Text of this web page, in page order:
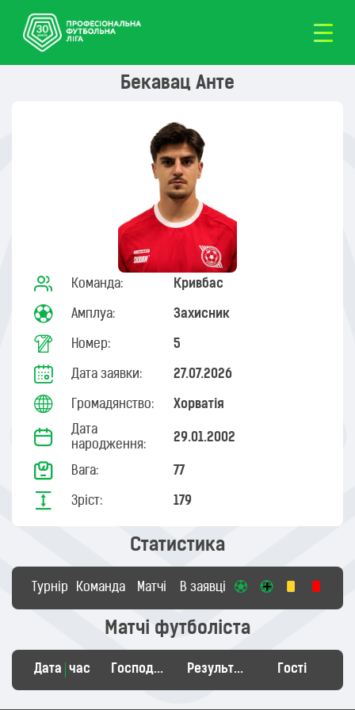
Бекавац Анте
Команда: Кривбас
Амплуа: Захисник
Номер: 5
Дата заявки: 27.07.2026
Громадянство: Хорватія
Дата
народження:
29.01.2002
Вага: 77
Зріст: 179
Статистика
Турнір Команда Матчі В заявці
Матчі футболіста
Дата час Господарі Результат Гості